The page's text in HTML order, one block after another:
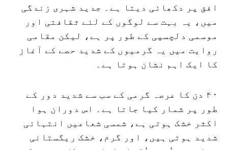
افق پر دکھائی دیتا ہے۔ جدید شہری زندگی
میں، یہ بہت سے لوگوں کے لئے ثقافتی اور
موسمی دلچسپی کے طور پر ہے، لیکن مقامی
روایت میں یہ گرمیوں کے شدید حصے کے آغاز
کا ایک اہم نشان ہوتا ہے۔
۴۰ دن کا عرصہ گرمی کے سب سے شدید دور کے
طور پر شمار کیا جاتا ہے۔ اس دوران ہوا
اکثر خشک ہوتی ہے، شمسی شعاعیں انتہائی
شدید ہوتی ہیں، اور گرم، خشک ریگستانی